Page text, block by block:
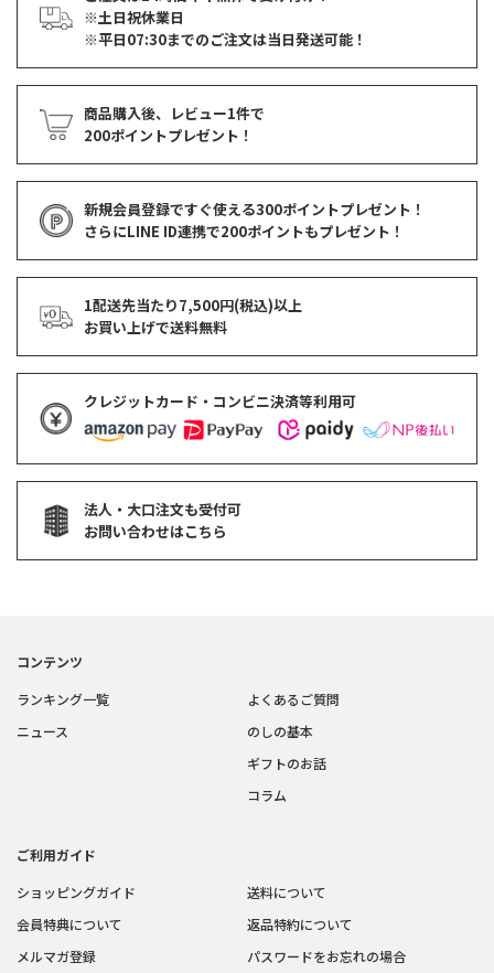
※土日祝休業日
※平日07:30までのご注文は当日発送可能！
商品購入後、レビュー1件で
200ポイントプレゼント！
新規会員登録ですぐ使える300ポイントプレゼント！
さらにLINE ID連携で200ポイントもプレゼント！
1配送先当たり7,500円(税込)以上
お買い上げで送料無料
クレジットカード・コンビニ決済等利用可
法人・大口注文も受付可
お問い合わせはこちら
コンテンツ
ランキング一覧
ニュース
よくあるご質問
のしの基本
ギフトのお話
コラム
ご利用ガイド
ショッピングガイド
会員特典について
メルマガ登録
送料について
返品特約について
パスワードをお忘れの場合